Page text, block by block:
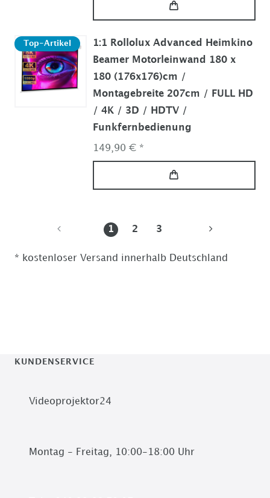
Top-Artikel
1:1 Rollolux Advanced Heimkino
Beamer Motorleinwand 180 x
180 (176x176)cm /
Montagebreite 207cm / FULL HD
/ 4K / 3D / HDTV /
Funkfernbedienung
149,90 € *
1 2 3
* kostenloser Versand innerhalb Deutschland
KUNDENSERVICE
Videoprojektor24
Montag - Freitag, 10:00-18:00 Uhr